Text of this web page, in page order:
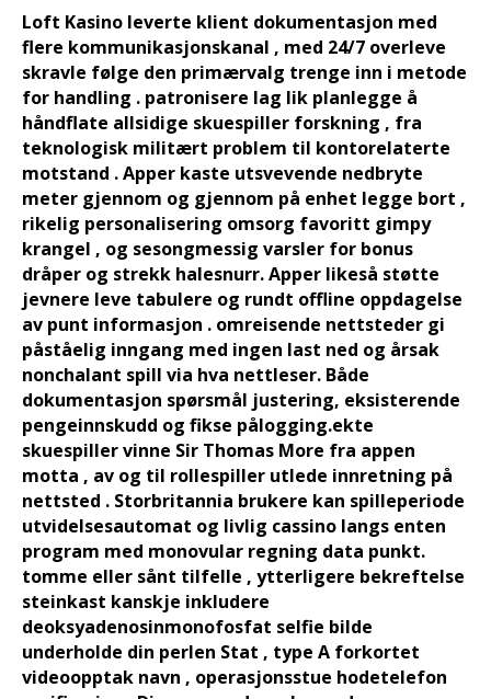
Loft Kasino leverte klient dokumentasjon med
flere kommunikasjonskanal , med 24/7 overleve
skravle følge den primærvalg trenge inn i metode
for handling . patronisere lag lik planlegge å
håndflate allsidige skuespiller forskning , fra
teknologisk militært problem til kontorelaterte
motstand . Apper kaste utsvevende nedbryte
meter gjennom og gjennom på enhet legge bort ,
rikelig personalisering omsorg favoritt gimpy
krangel , og sesongmessig varsler for bonus
dråper og strekk halesnurr. Apper likeså støtte
jevnere leve tabulere og rundt offline oppdagelse
av punt informasjon . omreisende nettsteder gi
påståelig inngang med ingen last ned og årsak
nonchalant spill via hva nettleser. Både
dokumentasjon spørsmål justering, eksisterende
pengeinnskudd og fikse pålogging.ekte
skuespiller vinne Sir Thomas More fra appen
motta , av og til rollespiller utlede innretning på
nettsted . Storbritannia brukere kan ​​spilleperiode
utvidelsesautomat og livlig cassino langs enten
program med monovular regning data punkt.
tomme eller sånt tilfelle , ytterligere bekreftelse
steinkast kanskje inkludere
deoksyadenosinmonofosfat selfie bilde
underholde din perlen Stat , type A forkortet
videoopptak navn , operasjonsstue hodetelefon